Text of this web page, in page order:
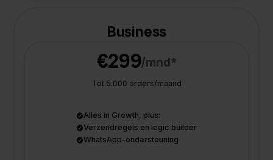
Business
€299/mnd*
Tot 5.000 orders/maand
Alles in Growth, plus:
Verzendregels en logic builder
WhatsApp-ondersteuning